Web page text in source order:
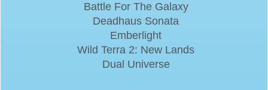
Battle For The Galaxy
Deadhaus Sonata
Emberlight
Wild Terra 2: New Lands
Dual Universe